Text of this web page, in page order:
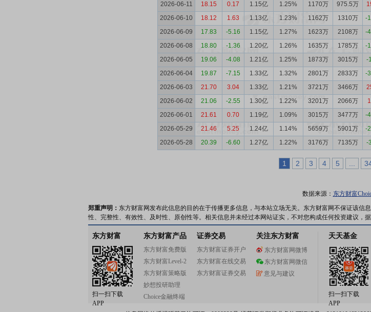
2026-06-11
18.15 0.17 1.15亿 1.25% 1170万 975.5万
2026-06-10
18.12 1.63 1.13亿 1.23% 1162万 1310万 -
2026-06-09
17.83 -5.16 1.15亿 1.27% 1623万 2108万 -
2026-06-08
18.80 -1.36 1.20亿 1.26% 1635万 1785万 -
2026-06-05
19.06 -4.08 1.21亿 1.25% 1873万 3015万 -
2026-06-04
19.87 -7.15 1.33亿 1.32% 2801万 2833万 -
2026-06-03
21.70 3.04 1.33亿 1.21% 3721万 3466万
2026-06-02
21.06 -2.55 1.30亿 1.22% 3201万 2066万
2026-06-01
21.61 0.70 1.19亿 1.09% 3015万 3477万 -
2026-05-29
21.46 5.25 1.24亿 1.14% 5659万 5901万 -
2026-05-28
20.39 -6.60 1.27亿 1.22% 3176万 7135万 -
1 2 3 4 5
数据来源： 东方财富
郑重声明： 东方财富网发布此信息的目的在于传播更多信息，与本站立场无关。东方财富网不保证该
性、完整性、有效性、及时性、原创性等。相关信息并未经过本网站证实，不对您构成任何投资建议，据
东方财富
扫一扫下载
APP
东方财富产品
东方财富免费版
东方财富Level-2
东方财富策略版
妙想投研助理
Choice金融终端
证券交易
东方财富证券开户
东方财富在线交易
东方财富证券交易
关注东方财富
东方财富网微博
东方财富网微信
意见与建议
天天基金
扫一扫下载
APP